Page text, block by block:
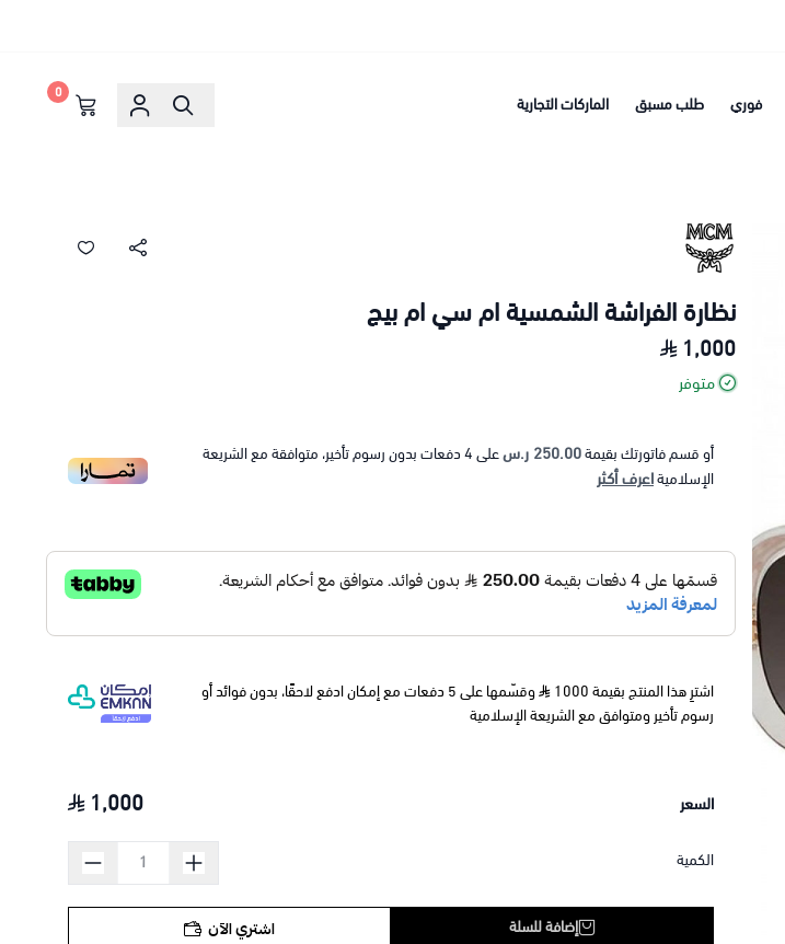
فوري طلب مسبق الماركات التجارية
0
نظارة الفراشة الشمسية ام سي ام بيج
1,000
متوفر
أو قسم فاتورتك بقيمة250.00 ر.س على4دفعات بدون رسوم تأخير، متوافقة مع الشريعة
الإسلاميةاعرف أكثر
اشترِ هذا المنتج بقيمة 1000
وقسّمها على 5 دفعات مع إمكان ادفع لاحقًا، بدون فوائد أو
رسوم تأخير ومتوافق مع الشريعة الإسلامية
السعر 1,000
الكمية
إضافة للسلة اشتري الآن